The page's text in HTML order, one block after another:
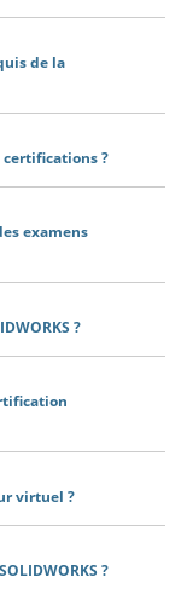
de la
certifications ?
examens
?
virtuel ?
?